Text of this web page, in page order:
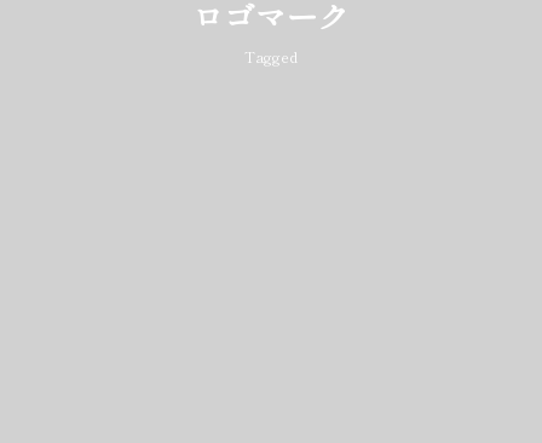
ロゴマーク
Tagged